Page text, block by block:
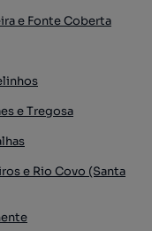
e Fonte Coberta
e Tregosa
e Rio Covo (Santa